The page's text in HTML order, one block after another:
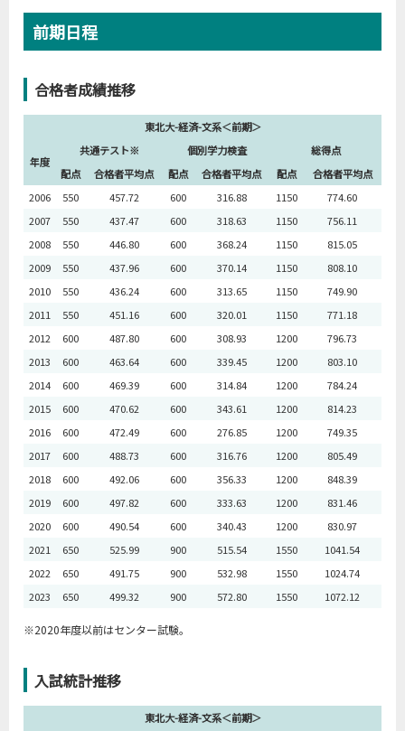
前期日程
合格者成績推移
東北大-経済-文系＜前期＞
年度
共通テスト※ 個別学力検査
総得点
配点
合格者平均点 配点 合格者平均点 配点
合格者平均点
2006
550 457.72 600 316.88 1150
774.60
2007
550 437.47 600 318.63 1150
756.11
2008
550 446.80 600 368.24 1150
815.05
2009
550 437.96 600 370.14 1150
808.10
2010
550 436.24 600 313.65 1150
749.90
2011
550 451.16 600 320.01 1150
771.18
2012
600 487.80 600 308.93 1200
796.73
2013
600 463.64 600 339.45 1200
803.10
2014
600 469.39 600 314.84 1200
784.24
2015
600 470.62 600 343.61 1200
814.23
2016
600 472.49 600 276.85 1200
749.35
2017
600 488.73 600 316.76 1200
805.49
2018
600 492.06 600 356.33 1200
848.39
2019
600 497.82 600 333.63 1200
831.46
2020
600 490.54 600 340.43 1200
830.97
2021
650 525.99 900 515.54 1550
1041.54
2022
650 491.75 900 532.98 1550
1024.74
2023
650 499.32 900 572.80 1550 1072.12
※2020年度以前はセンター試験。
入試統計推移
東北大-経済-文系＜前期＞